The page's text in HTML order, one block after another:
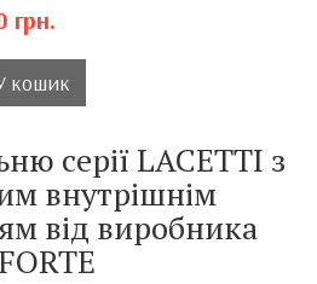
грн.
кошик
серії LACETTI з
внутрішнім
від виробника
FORTE